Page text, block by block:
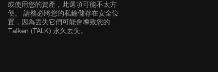
或使用您的資產，此選項可能不太方
便。 請務必將您的私鑰儲存在安全位
置，因為丟失它們可能會導致您的
Talken (TALK) 永久丟失。